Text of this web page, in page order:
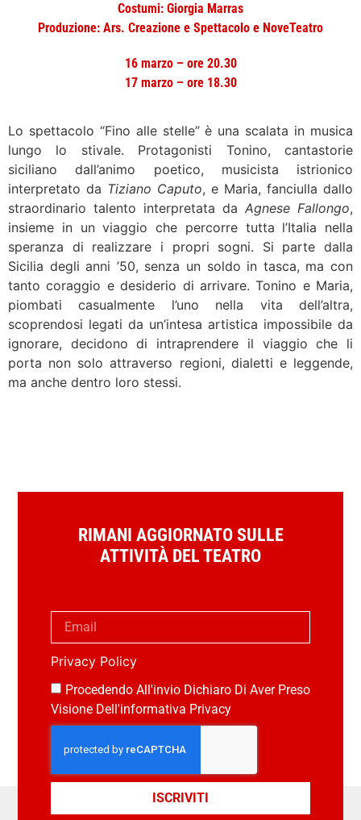
Costumi: Giorgia Marras
Produzione: Ars. Creazione e Spettacolo e NoveTeatro
16 marzo – ore 20.30
17 marzo – ore 18.30
Lo spettacolo “Fino alle stelle” è una scalata in musica
lungo lo stivale. Protagonisti Tonino, cantastorie
siciliano dall’animo poetico, musicista istrionico
interpretato da Tiziano Caputo, e Maria, fanciulla dallo
straordinario talento interpretata da Agnese Fallongo,
insieme in un viaggio che percorre tutta l’Italia nella
speranza di realizzare i propri sogni. Si parte dalla
Sicilia degli anni ’50, senza un soldo in tasca, ma con
tanto coraggio e desiderio di arrivare. Tonino e Maria,
piombati casualmente l’uno nella vita dell’altra,
scoprendosi legati da un’intesa artistica impossibile da
ignorare, decidono di intraprendere il viaggio che li
porta non solo attraverso regioni, dialetti e leggende,
ma anche dentro loro stessi.
RIMANI AGGIORNATO SULLE
ATTIVITÀ DEL TEATRO
Privacy Policy
Procedendo All'invio Dichiaro Di Aver Preso
Visione Dell'informativa Privacy
ISCRIVITI